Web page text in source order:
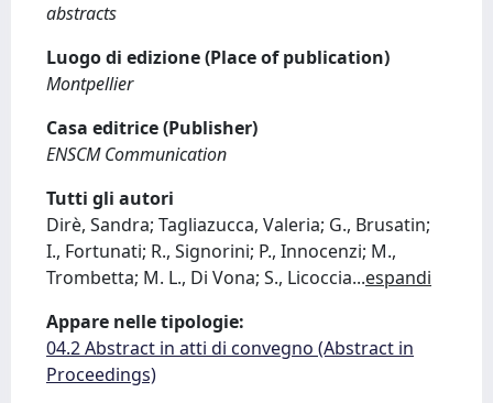
abstracts
Luogo di edizione (Place of publication)
Montpellier
Casa editrice (Publisher)
ENSCM Communication
Tutti gli autori
Dirè, Sandra; Tagliazucca, Valeria; G., Brusatin;
I., Fortunati; R., Signorini; P., Innocenzi; M.,
Trombetta; M. L., Di Vona; S., Licoccia...espandi
Appare nelle tipologie:
04.2 Abstract in atti di convegno (Abstract in
Proceedings)